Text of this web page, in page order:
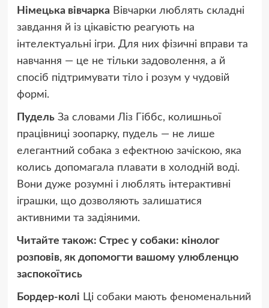
Німецька вівчаркаВівчарки люблять складні
завдання й із цікавістю реагують на
інтелектуальні ігри. Для них фізичні вправи та
навчання — це не тільки задоволення, а й
спосіб підтримувати тіло і розум у чудовій
формі.
ПудельЗа словами Ліз Гіббс, колишньої
працівниці зоопарку, пудель — не лише
елегантний собака з ефектною зачіскою, яка
колись допомагала плавати в холодній воді.
Вони дуже розумні і люблять інтерактивні
іграшки, що дозволяють залишатися
активними та задіяними.
Читайте також: Стрес у собаки: кінолог
розповів, як допомогти вашому улюбленцю
заспокоїтись
Бордер-колі Ці собаки мають феноменальний